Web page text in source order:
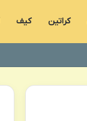
کراتین کیف